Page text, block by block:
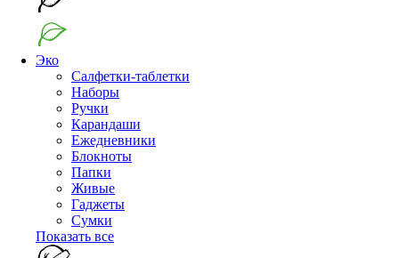
Эко
Салфетки-таблетки
Наборы
Ручки
Карандаши
Ежедневники
Блокноты
Папки
Живые
Гаджеты
Сумки
Показать все